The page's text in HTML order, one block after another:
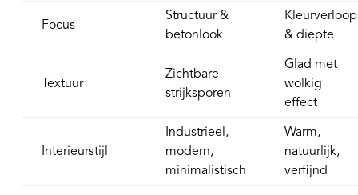
Focus
Structuur &
betonlook
Kleurverloop
& diepte
Textuur
Zichtbare
strijksporen
Glad met
wolkig
effect
Interieurstijl
Industrieel,
modern,
minimalistisch
Warm,
natuurlijk,
verfijnd